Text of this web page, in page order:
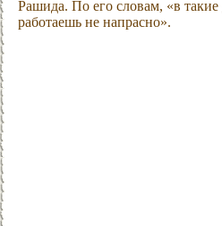
Рашида. По его словам, «в
работаешь не напрасно».